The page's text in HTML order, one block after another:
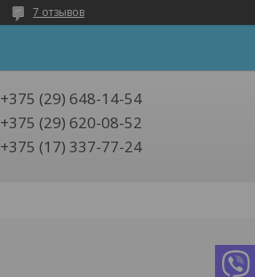
7 отзывов
+375 (29) 648-14-54
+375 (29) 620-08-52
+375 (17) 337-77-24